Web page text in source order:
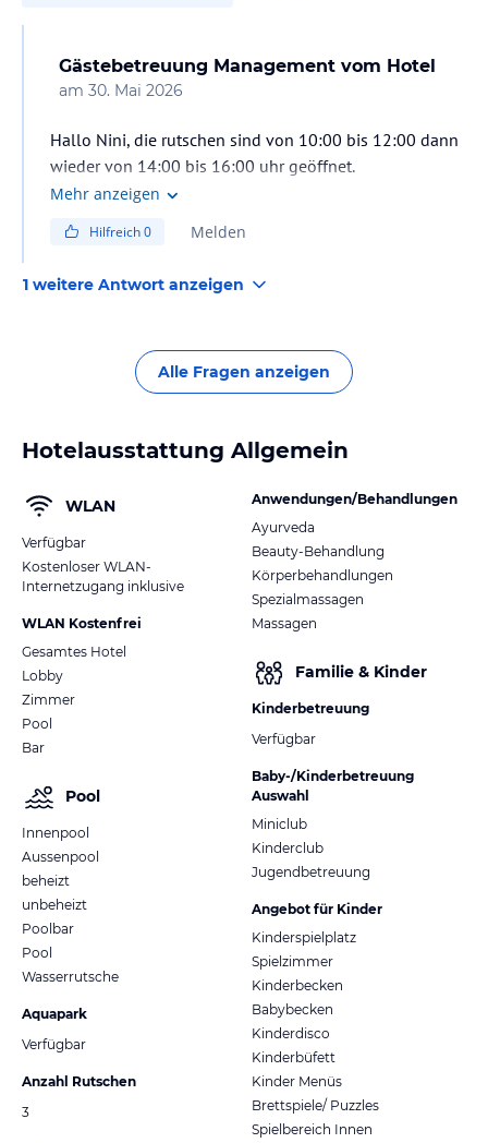
Hoteliers-/Veranstalter-/Kataloginformationen. Alle Angaben
ohne Gewähr und ohne Prüfung durch HolidayCheck. Bitte
jeweiligen Veranstalters.
Gästebetreuung Management vom Hotel
am 30. Mai 2026
Hallo Nini, die rutschen sind von 10:00 bis 12:00 dann
wieder von 14:00 bis 16:00 uhr geöffnet.
Mehr anzeigen
Hilfreich0 Melden
1 weitere Antwort anzeigen
Alle Fragen anzeigen
Hotelausstattung Allgemein
WLAN
Verfügbar
Kostenloser WLAN-
Internetzugang inklusive
WLAN Kostenfrei
Gesamtes Hotel
Lobby
Zimmer
Pool
Bar
Pool
Innenpool
Aussenpool
beheizt
unbeheizt
Poolbar
Pool
Wasserrutsche
Aquapark
Verfügbar
Anzahl Rutschen
3
Anwendungen/Behandlungen
Ayurveda
Beauty-Behandlung
Körperbehandlungen
Spezialmassagen
Massagen
Familie & Kinder
Kinderbetreuung
Verfügbar
Baby-/Kinderbetreuung
Auswahl
Miniclub
Kinderclub
Jugendbetreuung
Angebot für Kinder
Kinderspielplatz
Spielzimmer
Kinderbecken
Babybecken
Kinderdisco
Kinderbüfett
Kinder Menüs
Brettspiele/ Puzzles
Spielbereich Innen